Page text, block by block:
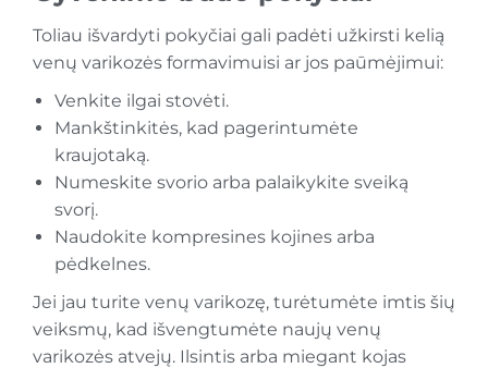
Toliau išvardyti pokyčiai gali padėti užkirsti kelią
venų varikozės formavimuisi ar jos paūmėjimui:
Venkite ilgai stovėti.
Mankštinkitės, kad pagerintumėte
kraujotaką.
Numeskite svorio arba palaikykite sveiką
svorį.
Naudokite kompresines kojines arba
pėdkelnes.
Jei jau turite venų varikozę, turėtumėte imtis šių
veiksmų, kad išvengtumėte naujų venų
varikozės atvejų. Ilsintis arba miegant kojas